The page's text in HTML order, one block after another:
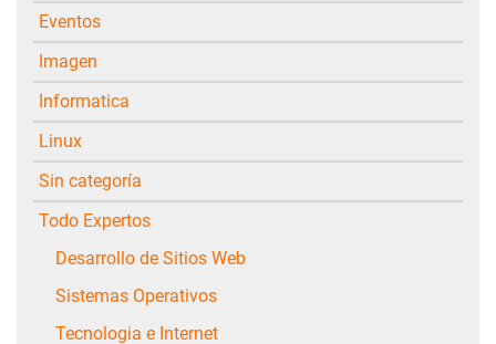
Eventos
Imagen
Informatica
Linux
Sin categoría
Todo Expertos
Desarrollo de Sitios Web
Sistemas Operativos
Tecnologia e Internet